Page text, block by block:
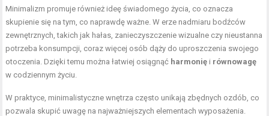
Minimalizm promuje również ideę świadomego życia, co oznacza
skupienie się na tym, co naprawdę ważne. W erze nadmiaru bodźców
zewnętrznych, takich jak hałas, zanieczyszczenie wizualne czy nieustanna
potrzeba konsumpcji, coraz więcej osób dąży do uproszczenia swojego
otoczenia. Dzięki temu można łatwiej osiągnąć harmonię i równowagę
w codziennym życiu.
W praktyce, minimalistyczne wnętrza często unikają zbędnych ozdób, co
pozwala skupić uwagę na najważniejszych elementach wyposażenia.